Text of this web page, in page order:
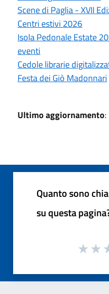
Scene di Paglia - XVII
Centri estivi 2026
Isola Pedonale Estate
eventi
Cedole librarie
Festa dei Giò Madonnari
Ultimo aggiornamento
Quanto sono
su questa